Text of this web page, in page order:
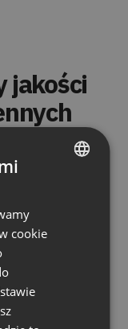
jakości
elementem
sposób na
klientów.
ludzi do
temat danej
FRENCH
RUSSIAN
SPANISH
cookie